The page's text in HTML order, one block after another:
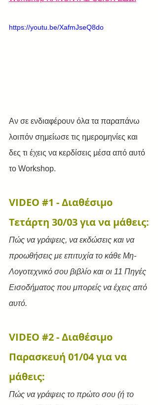
https://youtu.be/XafmJseQ8do
Αν σε ενδιαφέρουν όλα τα παραπάνω
λοιπόν σημείωσε τις ημερομηνίες και
δες τι έχεις να κερδίσεις μέσα από αυτό
το Workshop.
VIDEO #1 - Διαθέσιμο
Τετάρτη 30/03 για να μάθεις:
﻿Πώς να γράψεις, να εκδώσεις και να
προωθήσεις με επιτυχία το κάθε Μη-
Λογοτεχνικό σου βιβλίο και οι 11 Πηγές
Εισοδήματος που μπορείς να έχεις από
αυτό.
VIDEO #2 - Διαθέσιμο
Παρασκευή 01/04 για να
μάθεις:
Πώς να γράψεις το πρώτο σου (ή το